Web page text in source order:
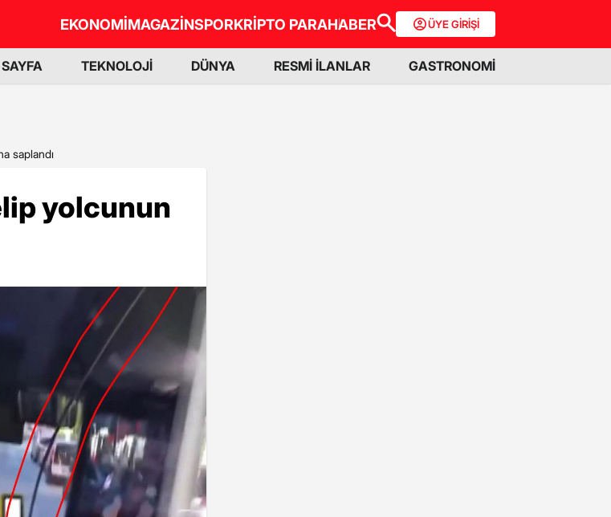
EKONOMİMAGAZİNSPORKRİPTO PARAHABER ÜYE GİRİŞİ
TEKNOLOJİ DÜNYA RESMİ İLANLAR GASTRONOMİ
saplandı
yolcunun